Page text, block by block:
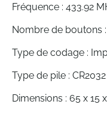
Fréquence : 433.92
Nombre de boutons
Type de codage :
Type de pile : CR2032
Dimensions : 65 x 15